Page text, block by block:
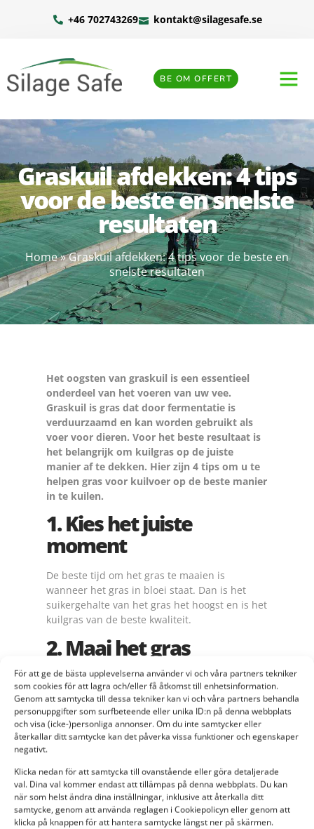
För att ge de bästa upplevelserna använder vi och våra partners tekniker
som cookies för att lagra och/eller få åtkomst till enhetsinformation.
Genom att samtycka till dessa tekniker kan vi och våra partners behandla
personuppgifter som surfbeteende eller unika ID:n på denna webbplats
och visa (icke-)personliga annonser. Om du inte samtycker eller
återkallar ditt samtycke kan det påverka vissa funktioner och egenskaper
negativt.
Klicka nedan för att samtycka till ovanstående eller göra detaljerade
val. Dina val kommer endast att tillämpas på denna webbplats. Du kan
när som helst ändra dina inställningar, inklusive att återkalla ditt
samtycke, genom att använda reglagen i Cookiepolicyn eller genom att
klicka på knappen för att hantera samtycke längst ner på skärmen.
+46 702743269 kontakt@silagesafe.se
BE OM OFFERT
Graskuil afdekken: 4 tips
voor de beste en snelste
resultaten
Home»Graskuil afdekken: 4 tips voor de beste en
snelste resultaten
Het oogsten van graskuil is een essentieel
onderdeel van het voeren van uw vee.
Graskuil is gras dat door fermentatie is
verduurzaamd en kan worden gebruikt als
voer voor dieren. Voor het beste resultaat is
het belangrijk om kuilgras op de juiste
manier af te dekken. Hier zijn 4 tips om u te
helpen gras voor kuilvoer op de beste manier
in te kuilen.
1. Kies het juiste
moment
De beste tijd om het gras te maaien is
wanneer het gras in bloei staat. Dan is het
suikergehalte van het gras het hoogst en is het
kuilgras van de beste kwaliteit.
2. Maai het gras
Voor het beste resultaat moet u het gras
minimaal twee dagen maaien voordat u het
gras afdekt voor kuilvoer. Hierdoor kan het
gemaaide gras wat uitdrogen, wat de kwaliteit
van het kuilvoer kan verbeteren.